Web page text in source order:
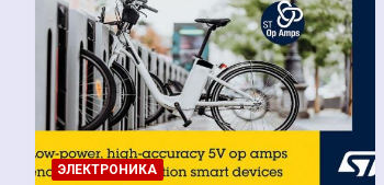
ЭЛЕКТРОНИКА